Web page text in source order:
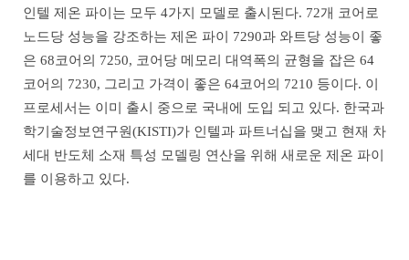
인텔 제온 파이는 모두 4가지 모델로 출시된다. 72개 코어로
노드당 성능을 강조하는 제온 파이 7290과 와트당 성능이 좋
은 68코어의 7250, 코어당 메모리 대역폭의 균형을 잡은 64
코어의 7230, 그리고 가격이 좋은 64코어의 7210 등이다. 이
프로세서는 이미 출시 중으로 국내에 도입 되고 있다. 한국과
학기술정보연구원(KISTI)가 인텔과 파트너십을 맺고 현재 차
세대 반도체 소재 특성 모델링 연산을 위해 새로운 제온 파이
를 이용하고 있다.